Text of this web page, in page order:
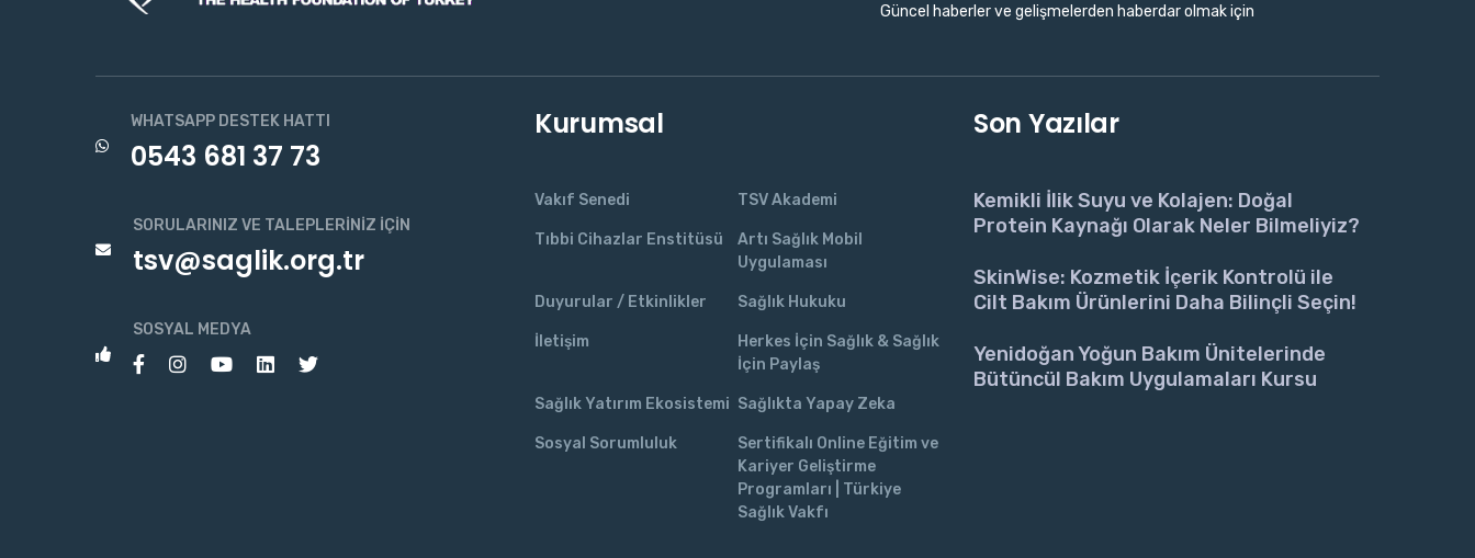
Güncel haberler ve gelişmelerden haberdar olmak için
WHATSAPP DESTEK HATTI
0543 681 37 73
SORULARINIZ VE TALEPLERINIZ İÇIN
tsv@saglik.org.tr
SOSYAL MEDYA
Kurumsal
Vakıf Senedi TSV Akademi
Tıbbi Cihazlar Enstitüsü
Artı Sağlık Mobil
Uygulaması
Duyurular / Etkinlikler Sağlık Hukuku
İletişim
Herkes İçin Sağlık & Sağlık
İçin Paylaş
Sağlık Yatırım Ekosistemi Sağlıkta Yapay Zeka
Sosyal Sorumluluk
Sertifikalı Online Eğitim ve
Kariyer Geliştirme
Programları | Türkiye
Sağlık Vakfı
Son Yazılar
Kemikli İlik Suyu ve Kolajen: Doğal
Protein Kaynağı Olarak Neler Bilmeliyiz?
SkinWise: Kozmetik İçerik Kontrolü ile
Cilt Bakım Ürünlerini Daha Bilinçli Seçin!
Yenidoğan Yoğun Bakım Ünitelerinde
Bütüncül Bakım Uygulamaları Kursu